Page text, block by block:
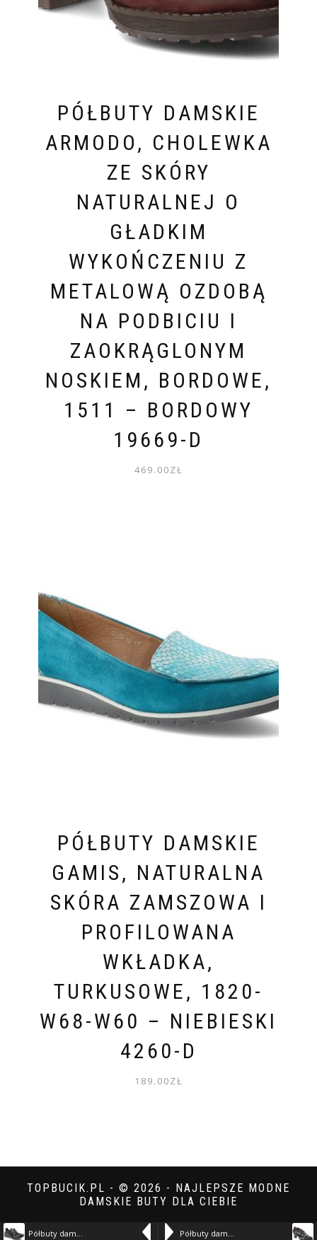
PÓŁBUTY DAMSKIE
ARMODO, CHOLEWKA
ZE SKÓRY
NATURALNEJ O
GŁADKIM
WYKOŃCZENIU Z
METALOWĄ OZDOBĄ
NA PODBICIU I
ZAOKRĄGLONYM
NOSKIEM, BORDOWE,
1511 – BORDOWY
19669-D
469.00ZŁ
PÓŁBUTY DAMSKIE
GAMIS, NATURALNA
SKÓRA ZAMSZOWA I
PROFILOWANA
WKŁADKA,
TURKUSOWE, 1820-
W68-W60 – NIEBIESKI
4260-D
189.00ZŁ
Półbuty damskie Rieker, antistress wygodne z miękkimi wkładkami na płaskiej podeszwie i na rzep, czerwone, 48951-35 – czarny 18907-B Półbuty damskie Laura Vita, skórzane na obcasie na zamek z gumką w podbiciu w kwiaty, bleu, Elcodieo-42-SL16021-2W – niebieski 18990-21
TOPBUCIK.PL - © 2026 - NAJLEPSZE MODNE
DAMSKIE BUTY DLA CIEBIE